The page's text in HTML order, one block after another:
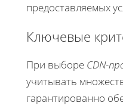
предоставляемых
Ключевые
При выборе CDN-
учитывать
гарантированно